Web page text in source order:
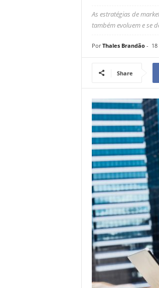
As estratégias de
também evoluem e se
Por Thales Brandão-
Share